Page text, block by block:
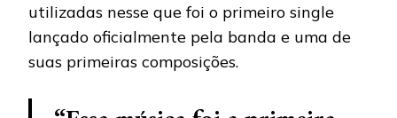
utilizadas nesse que foi o primeiro single
lançado oficialmente pela banda e uma de
suas primeiras composições.